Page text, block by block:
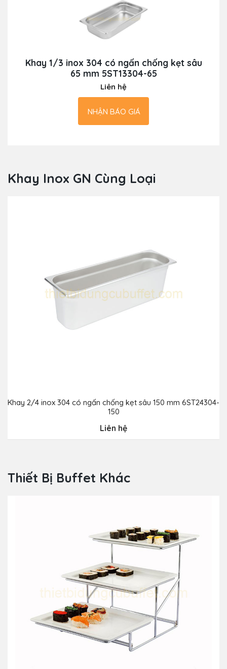
Khay 1/3 inox 304 có ngấn chống kẹt sâu
65 mm 5ST13304-65
Liên hệ
NHẬN BÁO GIÁ
Khay Inox GN Cùng Loại
Khay 2/4 inox 304 có ngấn chống kẹt sâu 150 mm 6ST24304-
150
Liên hệ
Thiết Bị Buffet Khác